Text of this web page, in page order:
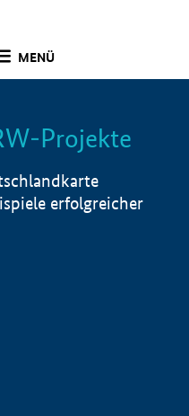
MENÜ
Info
Projekte
erfolgreicher